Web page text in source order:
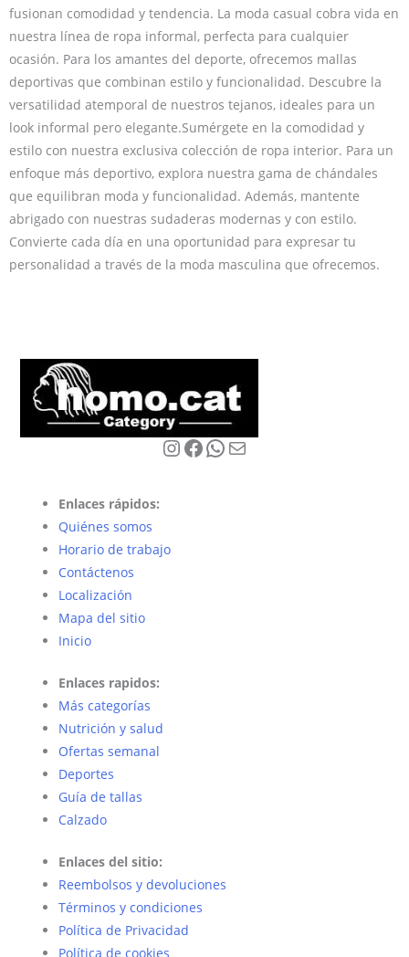
fusionan comodidad y tendencia. La moda casual cobra vida en
nuestra línea de ropa informal, perfecta para cualquier
ocasión. Para los amantes del deporte, ofrecemos mallas
deportivas que combinan estilo y funcionalidad. Descubre la
versatilidad atemporal de nuestros tejanos, ideales para un
look informal pero elegante.Sumérgete en la comodidad y
estilo con nuestra exclusiva colección de ropa interior. Para un
enfoque más deportivo, explora nuestra gama de chándales
que equilibran moda y funcionalidad. Además, mantente
abrigado con nuestras sudaderas modernas y con estilo.
Convierte cada día en una oportunidad para expresar tu
personalidad a través de la moda masculina que ofrecemos.
Instagram
Facebook
WhatsApp
Correo electrónico
Enlaces rápidos:
Quiénes somos
Horario de trabajo
Contáctenos
Localización
Mapa del sitio
Inicio
Enlaces rapidos:
Más categorías
Nutrición y salud
Ofertas semanal
Deportes
Guía de tallas
Calzado
Enlaces del sitio:
Reembolsos y devoluciones
Términos y condiciones
Política de Privacidad
Política de cookies